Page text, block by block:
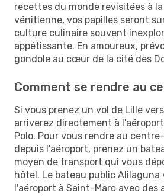
recettes du monde revisitées à
vénitienne, vos papilles seront
culture culinaire souvent
appétissante. En amoureux,
gondole au cœur de la cité des
Comment se rendre au
Si vous prenez un vol de Lille
arriverez directement à
Polo. Pour vous rendre au
depuis l'aéroport, prenez un
moyen de transport qui vous
hôtel. Le bateau public Alilaguna
l'aéroport à Saint-Marc avec des